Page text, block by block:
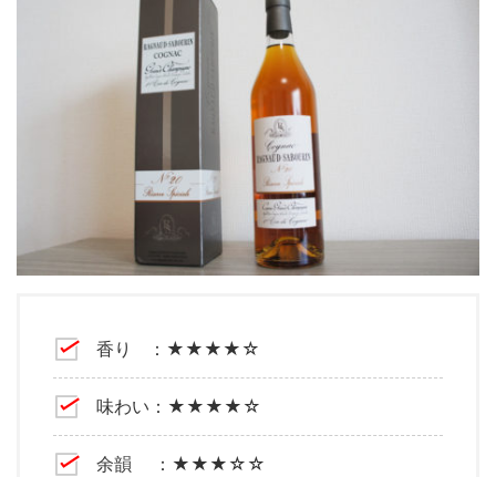
香り ：★★★★☆
味わい：★★★★☆
余韻 ：★★★☆☆